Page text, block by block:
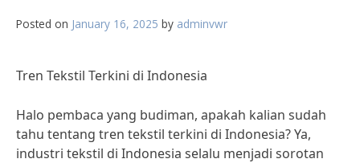
Posted on January 16, 2025 by adminvwr
Tren Tekstil Terkini di Indonesia
Halo pembaca yang budiman, apakah kalian sudah
tahu tentang tren tekstil terkini di Indonesia? Ya,
industri tekstil di Indonesia selalu menjadi sorotan